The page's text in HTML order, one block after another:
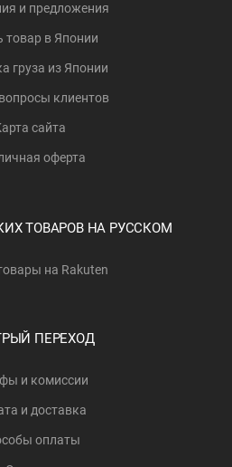
и предложения
товар в Японии
груза из Японии
клиентов
сайта
оферта
ТОВАРОВ НА РУССКОМ
на Rakuten
ПЕРЕХОД
и комиссии
и доставка
оплаты